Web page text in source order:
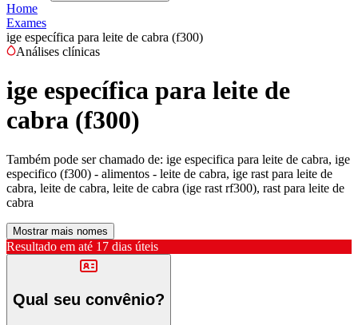
Home
Exames
ige específica para leite de cabra (f300)
Análises clínicas
ige específica para leite de
cabra (f300)
Também pode ser chamado de: ige especifica para leite de cabra, ige
especifico (f300) - alimentos - leite de cabra, ige rast para leite de
cabra, leite de cabra, leite de cabra (ige rast rf300), rast para leite de
cabra
Mostrar mais nomes
Resultado em até 17 dias úteis
Qual seu convênio?